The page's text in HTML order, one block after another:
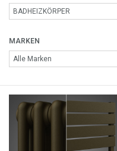
MARKEN